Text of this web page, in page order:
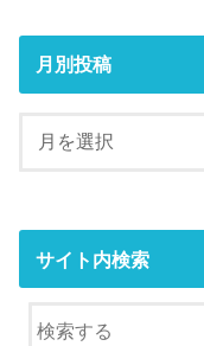
月別投稿
サイト内検索